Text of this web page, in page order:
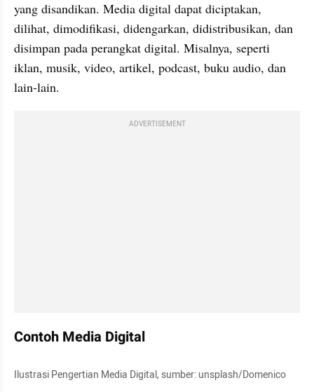
yang disandikan. Media digital dapat diciptakan,
dilihat, dimodifikasi, didengarkan, didistribusikan, dan
disimpan pada perangkat digital. Misalnya, seperti
iklan, musik, video, artikel, podcast, buku audio, dan
lain-lain.
ADVERTISEMENT
Contoh Media Digital
Ilustrasi Pengertian Media Digital, sumber: unsplash/Domenico